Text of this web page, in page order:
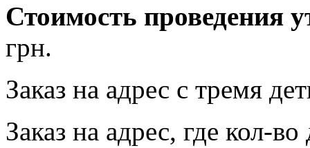
Стоимость проведения
грн.
Заказ на адрес с тремя
Заказ на адрес, где кол-